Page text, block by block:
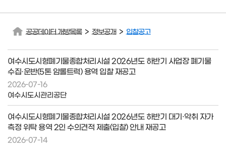
공공데이터 개방목록 > 정보공개 > 입찰공고
여수시도시형폐기물종합처리시설 2026년도 하반기 사업장 폐기물
수집·운반(5톤 암롤트럭) 용역 입찰 재공고
2026-07-16
여수시도시관리공단
여수시도시형폐기물종합처리시설 2026년도 하반기 대기·악취 자가
측정 위탁 용역 2인 수의견적 제출(입찰) 안내 재공고
2026-07-14